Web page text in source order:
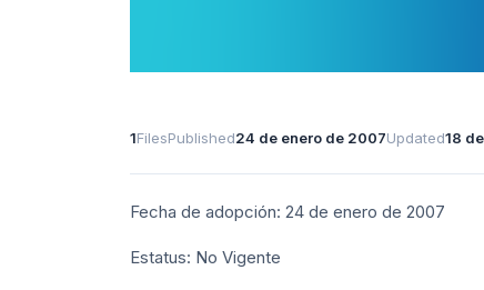
1FilesPublished24 de enero de 2007Updated18
Fecha de adopción: 24 de enero de 2007
Estatus: No Vigente